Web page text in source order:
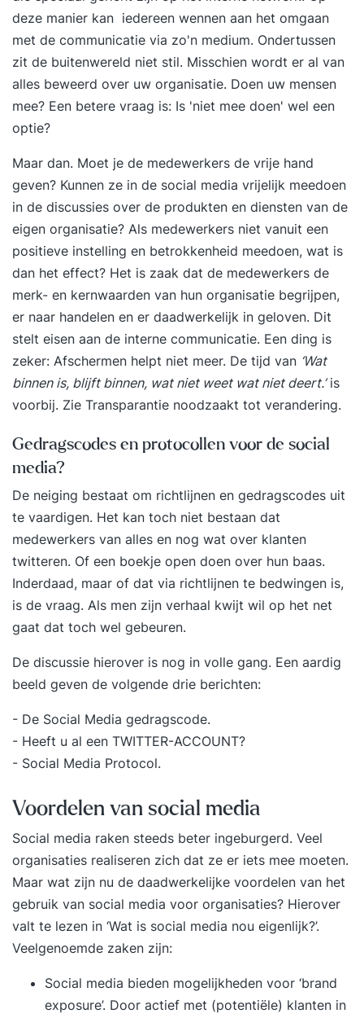
deze manier kan iedereen wennen aan het omgaan
met de communicatie via zo'n medium. Ondertussen
zit de buitenwereld niet stil. Misschien wordt er al van
alles beweerd over uw organisatie. Doen uw mensen
mee? Een betere vraag is: Is 'niet mee doen' wel een
optie?
Maar dan. Moet je de medewerkers de vrije hand
geven? Kunnen ze in de social media vrijelijk meedoen
in de discussies over de produkten en diensten van de
eigen organisatie? Als medewerkers niet vanuit een
positieve instelling en betrokkenheid meedoen, wat is
dan het effect? Het is zaak dat de medewerkers de
merk- en kernwaarden van hun organisatie begrijpen,
er naar handelen en er daadwerkelijk in geloven. Dit
stelt eisen aan de interne communicatie. Een ding is
zeker: Afschermen helpt niet meer. De tijd van ‘Wat
binnen is, blijft binnen, wat niet weet wat niet deert.’is
voorbij. Zie Transparantie noodzaakt tot verandering.
Gedragscodes en protocollen voor de social
media?
De neiging bestaat om richtlijnen en gedragscodes uit
te vaardigen. Het kan toch niet bestaan dat
medewerkers van alles en nog wat over klanten
twitteren. Of een boekje open doen over hun baas.
Inderdaad, maar of dat via richtlijnen te bedwingen is,
is de vraag. Als men zijn verhaal kwijt wil op het net
gaat dat toch wel gebeuren.
De discussie hierover is nog in volle gang. Een aardig
beeld geven de volgende drie berichten:
- De Social Media gedragscode.
- Heeft u al een TWITTER-ACCOUNT?
- Social Media Protocol.
Voordelen van social media
Social media raken steeds beter ingeburgerd. Veel
organisaties realiseren zich dat ze er iets mee moeten.
Maar wat zijn nu de daadwerkelijke voordelen van het
gebruik van social media voor organisaties? Hierover
valt te lezen in ‘Wat is social media nou eigenlijk?’.
Veelgenoemde zaken zijn:
Social media bieden mogelijkheden voor ‘brand
exposure’. Door actief met (potentiële) klanten in